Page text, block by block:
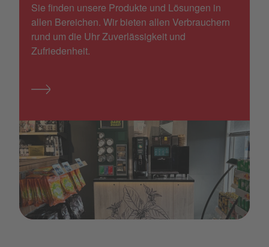
Sie finden unsere Produkte und Lösungen in
allen Bereichen. Wir bieten allen Verbrauchern
rund um die Uhr Zuverlässigkeit und
Zufriedenheit.